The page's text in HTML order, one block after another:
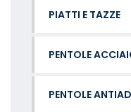
PIATTI E TAZZE
PENTOLE
PENTOLE